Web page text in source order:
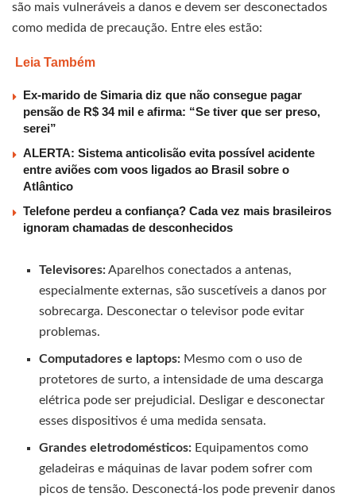
são mais vulneráveis a danos e devem ser desconectados
como medida de precaução. Entre eles estão:
Leia Também
Ex-marido de Simaria diz que não consegue pagar
pensão de R$ 34 mil e afirma: “Se tiver que ser preso,
serei”
ALERTA: Sistema anticolisão evita possível acidente
entre aviões com voos ligados ao Brasil sobre o
Atlântico
Telefone perdeu a confiança? Cada vez mais brasileiros
ignoram chamadas de desconhecidos
Televisores:Aparelhos conectados a antenas,
especialmente externas, são suscetíveis a danos por
sobrecarga. Desconectar o televisor pode evitar
problemas.
Computadores e laptops: Mesmo com o uso de
protetores de surto, a intensidade de uma descarga
elétrica pode ser prejudicial. Desligar e desconectar
esses dispositivos é uma medida sensata.
Grandes eletrodomésticos: Equipamentos como
geladeiras e máquinas de lavar podem sofrer com
picos de tensão. Desconectá-los pode prevenir danos